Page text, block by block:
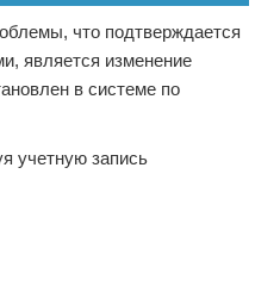
что подтверждается
является изменение
в системе по